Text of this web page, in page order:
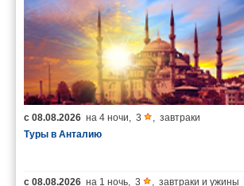
с 08.08.2026 на 4 ночи, 3 , завтраки
Туры в Анталию
с 08.08.2026 на 1 ночь, 3 , завтраки и ужины